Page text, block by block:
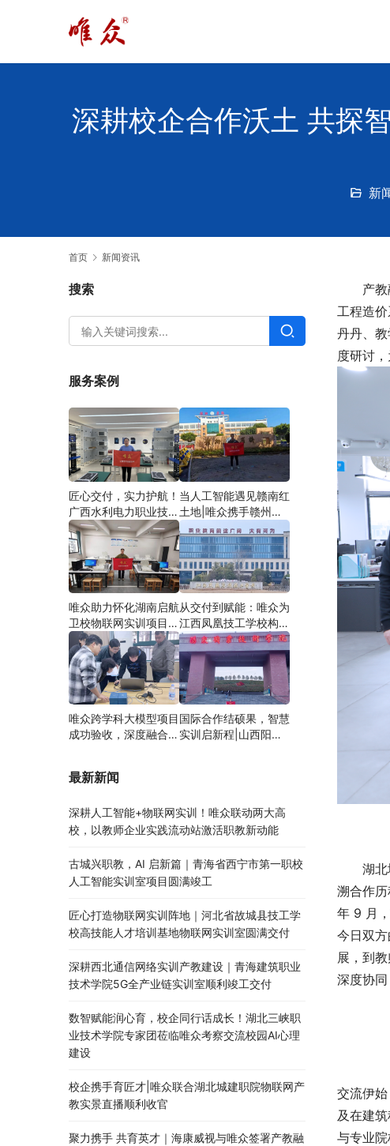
深耕校企合作沃土 共探
新
首页 新闻资讯
产
工程造
丹丹、
度研讨
湖
溯合作
年 9 月
今日双
展，到
深度协
交流伊
及在建
与专业
搜索
服务案例
匠心交付，实力护航！
广西水利电力职业技术
学院智慧建筑综合布线
实训项目圆满落地
当人工智能遇见赣南红
土地|唯众携手赣州农
校，开辟涉农职教
“AI+农业”新路径
唯众助力怀化湖南启航
卫校物联网实训项目圆
满交付，共筑医工融合
人才培养新生态
从交付到赋能：唯众为
江西凤凰技工学校构建
“教、学、做”一体化网
络实训环境
唯众跨学科大模型项目
成功验收，深度融合边
级
国际合作结硕果，智慧
实训启新程|山西阳泉
最新新闻
深耕人工智能+物联网实训！唯众联动两大高
校，以教师企业实践流动站激活职教新动能
古城兴职教，AI 启新篇｜青海省西宁市第一职校
人工智能实训室项目圆满竣工
匠心打造物联网实训阵地｜河北省故城县技工学
校高技能人才培训基地物联网实训室圆满交付
深耕西北通信网络实训产教建设｜青海建筑职业
技术学院5G全产业链实训室顺利竣工交付
数智赋能润心育，校企同行话成长！湖北三峡职
业技术学院专家团莅临唯众考察交流校园AI心理
建设
校企携手育匠才|唯众联合湖北城建职院物联网产
教实景直播顺利收官
聚力携手 共育英才｜海康威视与唯众签署产教融